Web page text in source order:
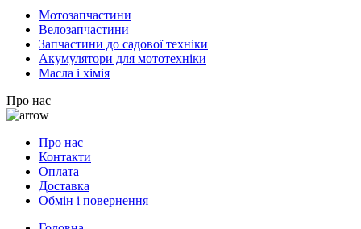
Мотозапчастини
Велозапчастини
Запчастини до садової техніки
Акумулятори для мототехніки
Масла і хімія
Про нас
Про нас
Контакти
Оплата
Доставка
Обмін і повернення